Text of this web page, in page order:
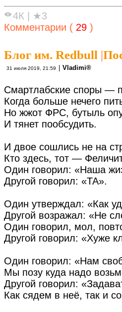
4К
★3
Комментарии ( 29 )
Блог им. Redbull |
31 июля 2019, 21:59 Vlаdimi®
Смартлабские споры —
Когда больше нечего
Но жжот ФРС, бутыль
И тянет пообсудить.
И двое сошлись не на
Кто здесь, тот —
Один говорил: «Наша
Другой говорил: «ТА».
Один утверждал: «Как
Другой возражал: «Не
Один говорил, мол,
Другой говорил: «Хуже
Один говорил: «Нам
Мы позу куда надо
Другой говорил:
Как сядем в неё, так и